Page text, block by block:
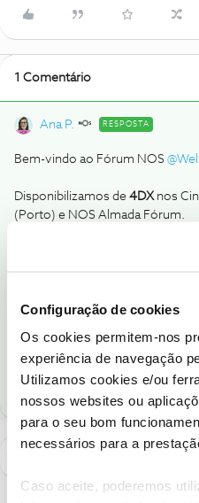
Configuração de cookies
Os cookies permitem-nos
experiência de navegação
Utilizamos cookies e/ou
nossos websites ou
para o seu bom
necessários para a
Caso aceite, poderemos
1 Comentário
Ana P. RESPOSTA
Bem-vindo ao Fórum NOS
Disponibilizamos de 4DX nos
(Porto) e NOS Almada Fórum.
Caso tenha mais alguma
Ajude a comunidade a
como "Melhor Resposta" e faça